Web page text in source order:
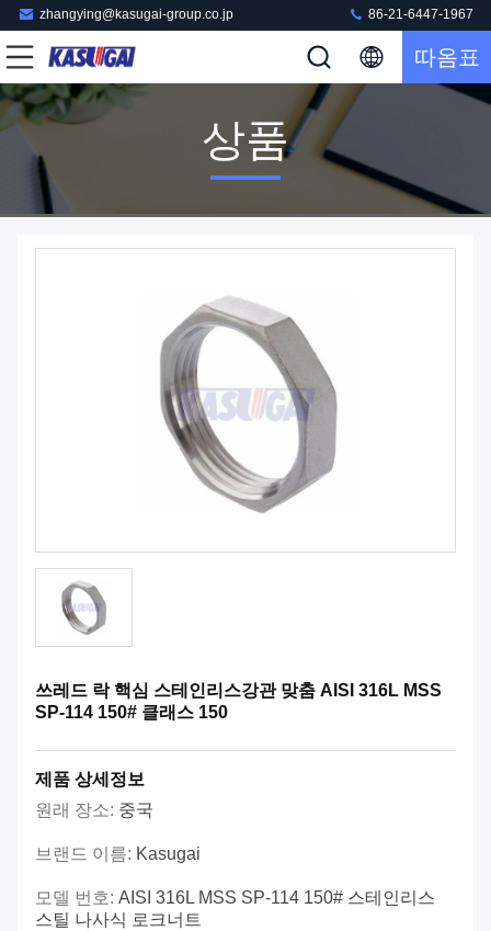
zhangying@kasugai-group.co.jp 86-21-6447-1967
따옴표
상품
쓰레드 락 핵심 스테인리스강관 맞춤 AISI 316L MSS
SP-114 150# 클래스 150
제품 상세정보
원래 장소: 중국
브랜드 이름: Kasugai
모델 번호: AISI 316L MSS SP-114 150# 스테인리스
스틸 나사식 로크너트